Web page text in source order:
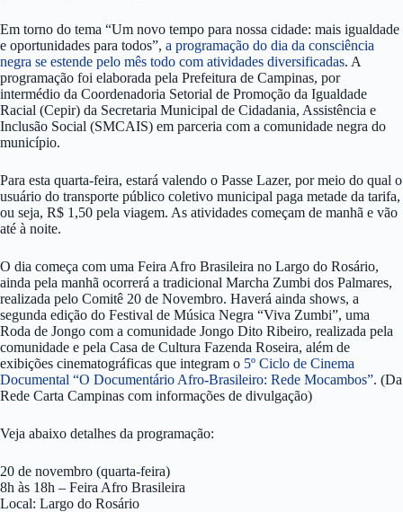
Em torno do tema “Um novo tempo para nossa cidade: mais igualdade
e oportunidades para todos”, a programação do dia da consciência
negra se estende pelo mês todo com atividades diversificadas. A
programação foi elaborada pela Prefeitura de Campinas, por
intermédio da Coordenadoria Setorial de Promoção da Igualdade
Racial (Cepir) da Secretaria Municipal de Cidadania, Assistência e
Inclusão Social (SMCAIS) em parceria com a comunidade negra do
município.
Para esta quarta-feira, estará valendo o Passe Lazer, por meio do qual o
usuário do transporte público coletivo municipal paga metade da tarifa,
ou seja, R$ 1,50 pela viagem. As atividades começam de manhã e vão
até à noite.
O dia começa com uma Feira Afro Brasileira no Largo do Rosário,
ainda pela manhã ocorrerá a tradicional Marcha Zumbi dos Palmares,
realizada pelo Comitê 20 de Novembro. Haverá ainda shows, a
segunda edição do Festival de Música Negra “Viva Zumbi”, uma
Roda de Jongo com a comunidade Jongo Dito Ribeiro, realizada pela
comunidade e pela Casa de Cultura Fazenda Roseira, além de
exibições cinematográficas que integram o 5º Ciclo de Cinema
Documental “O Documentário Afro-Brasileiro: Rede Mocambos”. (Da
Rede Carta Campinas com informações de divulgação)
Veja abaixo detalhes da programação:
20 de novembro (quarta-feira)
8h às 18h – Feira Afro Brasileira
Local: Largo do Rosário